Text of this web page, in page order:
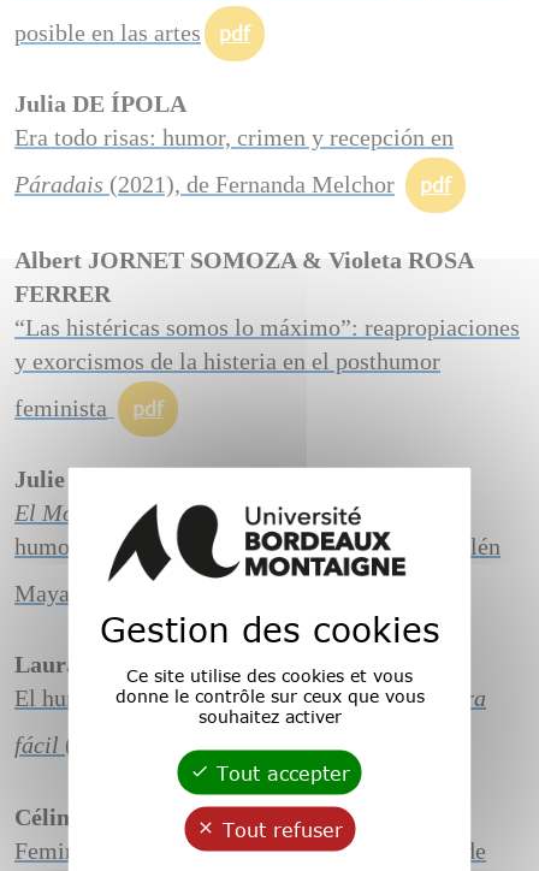
posible en las artes
pdf
Julia DE ÍPOLA
Era todo risas: humor, crimen y recepción en
Páradais (2021), de Fernanda Melchor pdf
Albert JORNET SOMOZA & Violeta ROSA
FERRER
“Las histéricas somos lo máximo”: reapropiaciones
y exorcismos de la histeria en el posthumor
feminista
pdf
Julie OLIVIER
El Movimiento : el discurso “flamenista” y
humorístico de Fernando López Rodríguez, Belén
Maya y María del Mar Suárez
Laura PACHE
El humor como elemento performativo:Lectura
fácil (2018), de Cristina Morales
Céline PEGORARI
Feminidad, humor y feminismo en Las Divas de
Gestion des cookies
Ce site utilise des cookies et vous
donne le contrôle sur ceux que vous
souhaitez activer
Tout accepter
Tout refuser